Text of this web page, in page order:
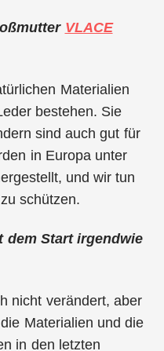
VLACE
Materialien
bestehen. Sie
sind auch gut für
in Europa unter
und wir tun
schützen.
dem Start irgendwie
nicht verändert, aber
Materialien und die
in den letzten